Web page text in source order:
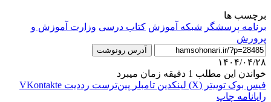
برچسب ها
برنامه پرسشگر شبکه آموزش کتاب درسی وزارت آموزش و
پرورش
آدرس رونوشت
۱۴۰۴/۰۴/۲۸
خواندن این مطلب 1 دقیقه زمان میبرد
فیس بوک توییتر (X) لینکدین ‫تامبلر ‫پین‌ترست ‫رددیت ‫VKontakte
رایانامه چاپ